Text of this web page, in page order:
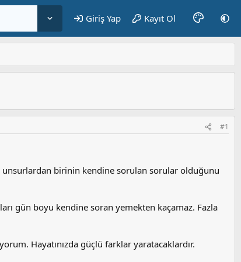
Giriş Yap Kayıt Ol
#1
unsurlardan birinin kendine sorulan sorular olduğunu
gün boyu kendine soran yemekten kaçamaz. Fazla
Hayatınızda güçlü farklar yaratacaklardır.